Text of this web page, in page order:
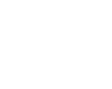
El Almería
playoff ante
peleó hasta